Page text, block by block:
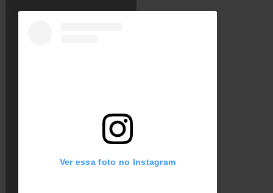
Ver essa foto no Instagram